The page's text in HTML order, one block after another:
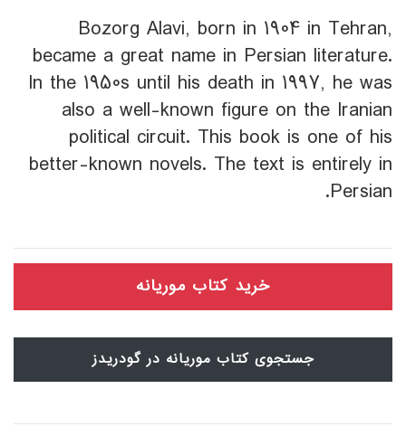
Bozorg Alavi, born in 1904 in Tehran,
became a great name in Persian literature.
In the 1950s until his death in 1997, he was
also a well-known figure on the Iranian
political circuit. This book is one of his
better-known novels. The text is entirely in
Persian.
خرید کتاب موریانه
جستجوی کتاب موریانه در گودریدز